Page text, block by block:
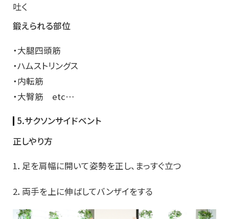
吐く
鍛えられる部位
・大腿四頭筋
・ハムストリングス
・内転筋
・大臀筋 etc…
5.サクソンサイドベント
正しやり方
1．足を肩幅に開いて姿勢を正し、まっすぐ立つ
2．両手を上に伸ばしてバンザイをする